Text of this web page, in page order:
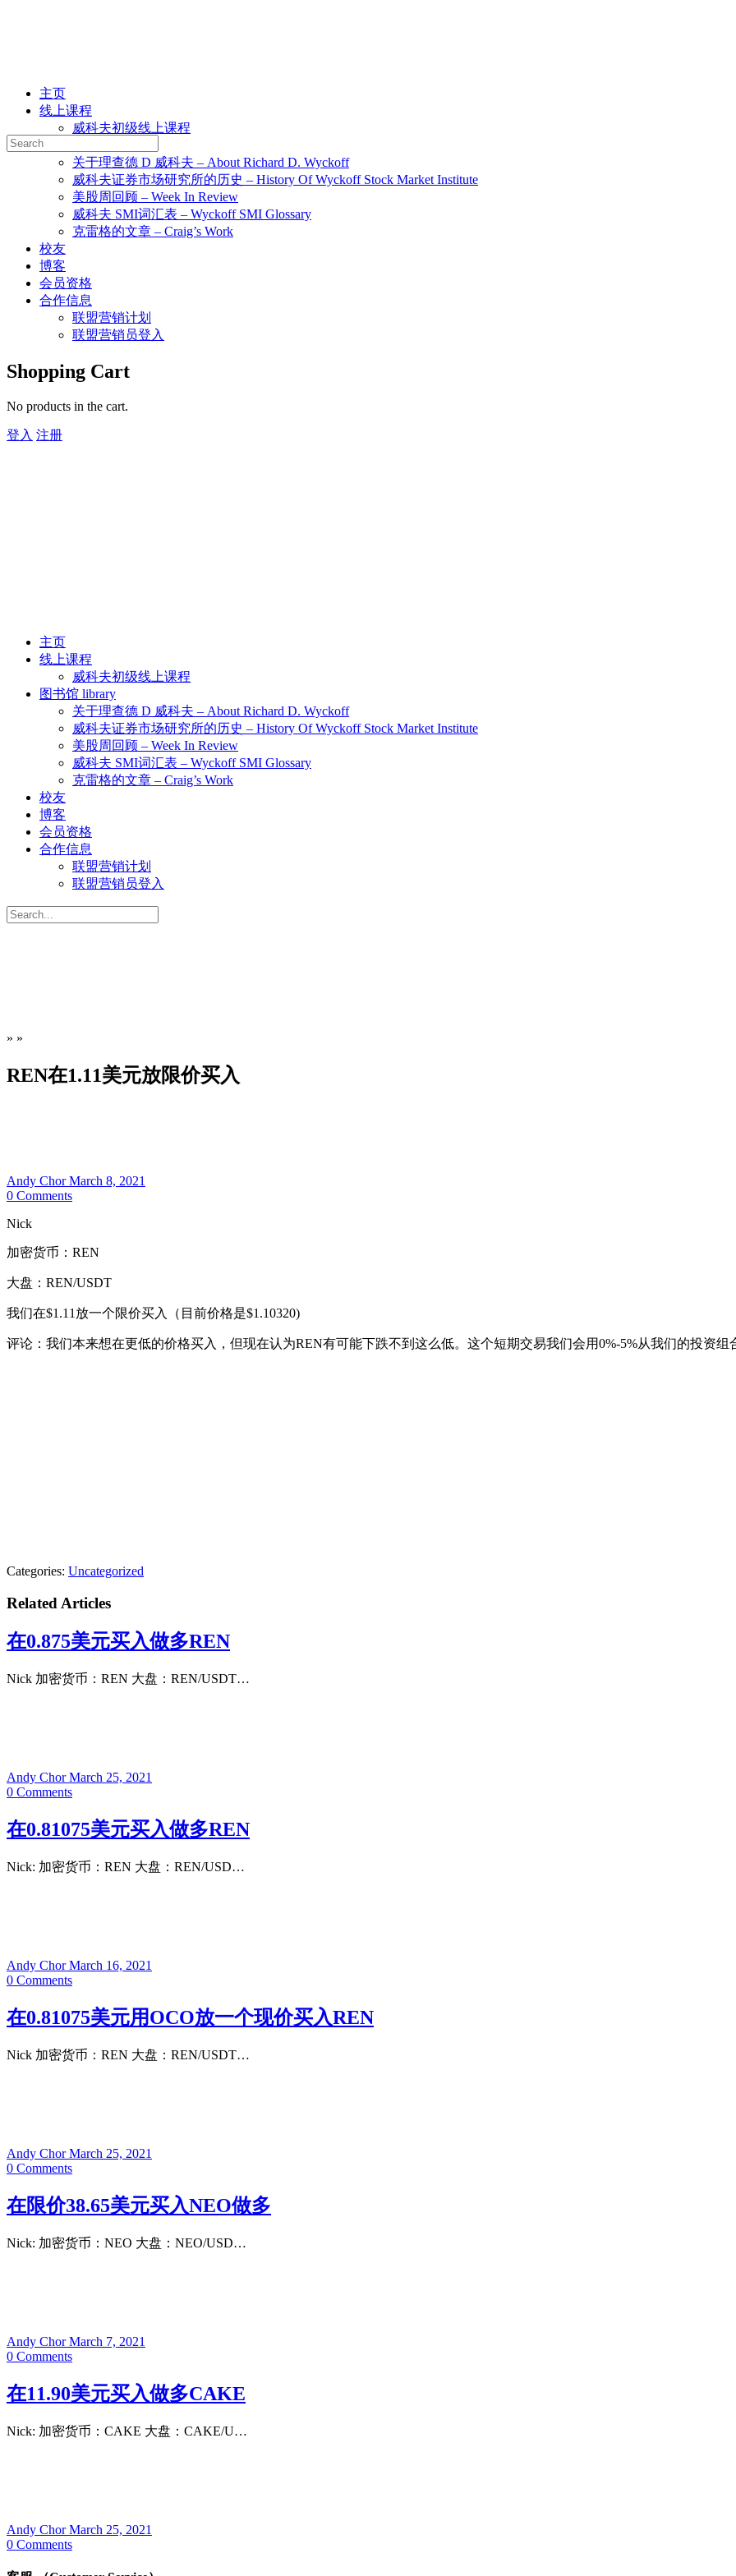
主页
线上课程
威科夫初级线上课程
图书馆 library
关于理查德 D 威科夫 – About Richard D. Wyckoff
威科夫证券市场研究所的历史 – History Of Wyckoff Stock Market Institute
美股周回顾 – Week In Review
威科夫 SMI词汇表 – Wyckoff SMI Glossary
克雷格的文章 – Craig’s Work
校友
博客
会员资格
合作信息
联盟营销计划
联盟营销员登入
Shopping Cart
No products in the cart.
登入 注册
Search
for:
主页
线上课程
威科夫初级线上课程
图书馆 library
关于理查德 D 威科夫 – About Richard D. Wyckoff
威科夫证券市场研究所的历史 – History Of Wyckoff Stock Market Institute
美股周回顾 – Week In Review
威科夫 SMI词汇表 – Wyckoff SMI Glossary
克雷格的文章 – Craig’s Work
校友
博客
会员资格
合作信息
联盟营销计划
联盟营销员登入
Search
for:
» »
REN在1.11美元放限价买入
Andy ChorMarch 8, 2021
0 Comments
Nick
加密货币：REN
大盘：REN/USDT
我们在$1.11放一个限价买入（目前价格是$1.10320)
评论：我们本来想在更低的价格买入，但现在认为REN有可能下跌不到这么低。这个短期交易我们会用0%-5%从我们的投资组
Categories: Uncategorized
Related Articles
在0.875美元买入做多REN
Nick 加密货币：REN 大盘：REN/USDT…
Andy ChorMarch 25, 2021
0 Comments
在0.81075美元买入做多REN
Nick: 加密货币：REN 大盘：REN/USD…
Andy ChorMarch 16, 2021
0 Comments
在0.81075美元用OCO放一个现价买入REN
Nick 加密货币：REN 大盘：REN/USDT…
Andy ChorMarch 25, 2021
0 Comments
在限价38.65美元买入NEO做多
Nick: 加密货币：NEO 大盘：NEO/USD…
Andy ChorMarch 7, 2021
0 Comments
在11.90美元买入做多CAKE
Nick: 加密货币：CAKE 大盘：CAKE/U…
Andy ChorMarch 25, 2021
0 Comments